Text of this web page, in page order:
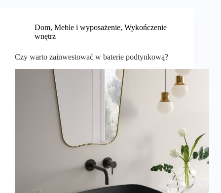
Dom, Meble i wyposażenie, Wykończenie
wnętrz
Czy warto zainwestować w baterie podtynkową?